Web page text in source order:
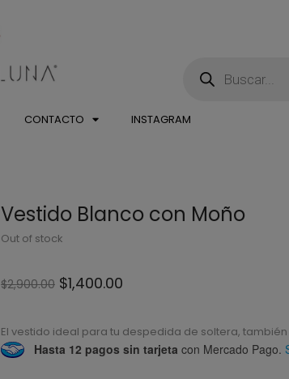
CONTACTO INSTAGRAM
Vestido Blanco con Moño
Out of stock
$2,900.00 $1,400.00
El vestido ideal para tu despedida de soltera,
Hasta 12 pagos sin tarjeta con Mercado Pago.